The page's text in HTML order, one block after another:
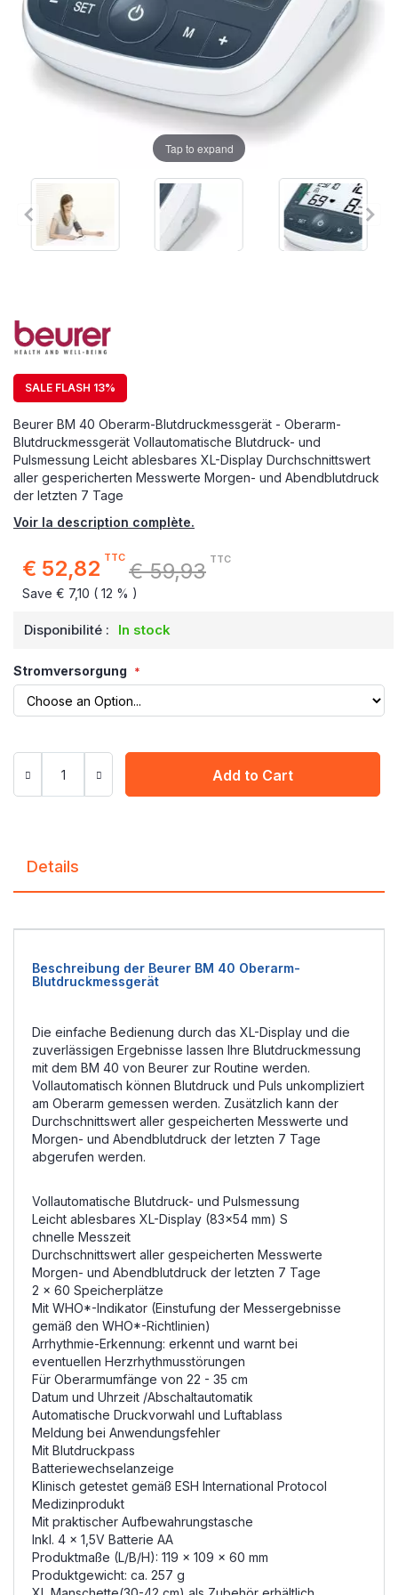
SALE FLASH 13%
Beurer BM 40 Oberarm-Blutdruckmessgerät - Oberarm-
Blutdruckmessgerät Vollautomatische Blutdruck- und
Pulsmessung Leicht ablesbares XL-Display Durchschnittswert
aller gespericherten Messwerte Morgen- und Abendblutdruck
der letzten 7 Tage
Voir la description complète.
Special
€ 52,82 TTC
€ 59,93 TTC
Save € 7,10 ( 12 % )
Disponibilité : In stock
Stromversorgung
Add to Cart
Tap to expand
Details
Beschreibung der Beurer BM 40 Oberarm-
Blutdruckmessgerät
Die einfache Bedienung durch das XL-Display und die
zuverlässigen Ergebnisse lassen Ihre Blutdruckmessung
mit dem BM 40 von Beurer zur Routine werden.
Vollautomatisch können Blutdruck und Puls unkompliziert
am Oberarm gemessen werden. Zusätzlich kann der
Durchschnittswert aller gespeicherten Messwerte und
Morgen- und Abendblutdruck der letzten 7 Tage
abgerufen werden.
Vollautomatische Blutdruck- und Pulsmessung
Leicht ablesbares XL-Display (83x54 mm) S
chnelle Messzeit
Durchschnittswert aller gespeicherten Messwerte
Morgen- und Abendblutdruck der letzten 7 Tage
2 x 60 Speicherplätze
Mit WHO*-Indikator (Einstufung der Messergebnisse
gemäß den WHO*-Richtlinien)
Arrhythmie-Erkennung: erkennt und warnt bei
eventuellen Herzrhythmusstörungen
Für Oberarmumfänge von 22 - 35 cm
Datum und Uhrzeit /Abschaltautomatik
Automatische Druckvorwahl und Luftablass
Meldung bei Anwendungsfehler
Mit Blutdruckpass
Batteriewechselanzeige
Klinisch getestet gemäß ESH International Protocol
Medizinprodukt
Mit praktischer Aufbewahrungstasche
Inkl. 4 x 1,5V Batterie AA
Produktmaße (L/B/H): 119 x 109 x 60 mm
Produktgewicht: ca. 257 g